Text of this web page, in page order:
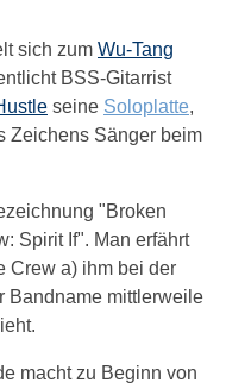
sich zum Wu-Tang
BSS-Gitarrist
seine Soloplatte,
Zeichens Sänger beim
"Broken
Spirit If". Man erfährt
Crew a) ihm bei der
Bandname mittlerweile
macht zu Beginn von